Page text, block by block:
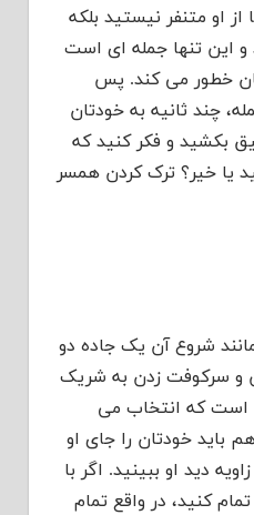
او متنفر نیستید بلکه
این تنها جمله ای است
خطور می کند. پس
چند ثانیه به خودتان
بکشید و فکر کنید که
یا خیر؟ ترک کردن همسر
شروع آن یک جاده دو
و سرکوفت زدن به شریک
است که انتخاب می
باید خودتان را جای او
دید او ببینید. اگر با
کنید، در واقع تمام